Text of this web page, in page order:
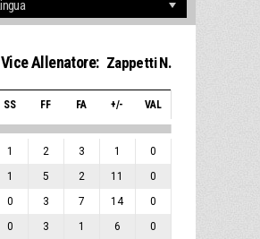
Vice Allenatore: Zappetti N.
SS FF FA +/- VAL
1 2 3 1 0
1 5 2 11 0
0 3 7 14 0
0 3 1 6 0